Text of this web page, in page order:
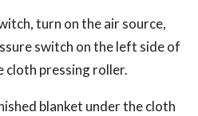
turn on the air source,
switch on the left side of
cloth pressing roller.
blanket under the cloth